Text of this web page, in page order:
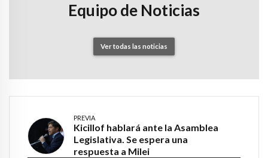
Equipo de Noticias
Ver todas las noticias
PREVIA
Kicillof hablará ante la Asamblea
Legislativa. Se espera una
respuesta a Milei